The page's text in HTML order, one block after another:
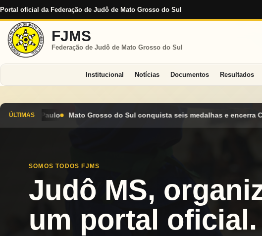
Portal oficial da Federação de Judô de Mato Grosso do Sul
FJMS
Federação de Judô de Mato Grosso do Sul
Institucional Notícias Documentos Resultados
ÚLTIMAS
Sul conquista seis medalhas e encerra Campeonato Brasileiro Cadete
SOMOS TODOS FJMS
Judô MS,
um portal oficial.